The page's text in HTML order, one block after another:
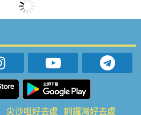
尖沙咀好去處 銅鑼灣好去處